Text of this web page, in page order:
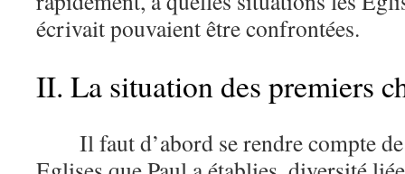
écrivait pouvaient être confrontées.
II. La situation des premiers
Il faut d’abord se rendre compte